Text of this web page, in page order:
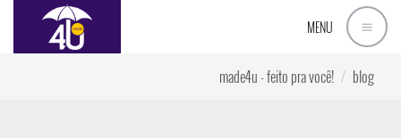
MENU
made4u - feito pra você! blog